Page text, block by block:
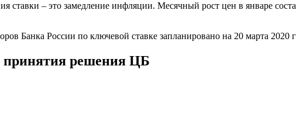
ставки – это замедление инфляции. Месячный рост цен в январе
Банка России по ключевой ставке запланировано на 20 марта 2020
принятия решения ЦБ